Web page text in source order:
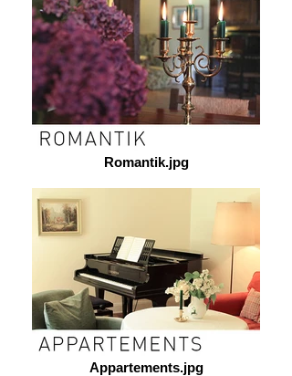
Romantik.jpg
Appartements.jpg